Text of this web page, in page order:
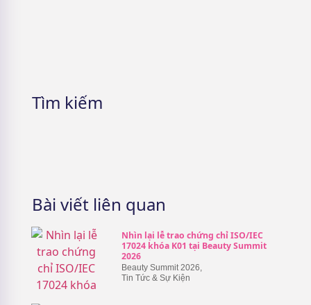
Tìm kiếm
Bài viết liên quan
Nhìn lại lễ trao chứng chỉ ISO/IEC
17024 khóa K01 tại Beauty Summit
2026
Beauty Summit 2026,
Tin Tức & Sự Kiện